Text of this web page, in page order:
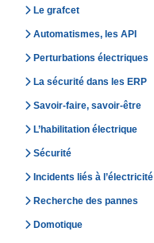
Le grafcet
Automatismes, les API
Perturbations électriques
La sécurité dans les ERP
Savoir-faire, savoir-être
L’habilitation électrique
Sécurité
Incidents liés à l’électricité
Recherche des pannes
Domotique